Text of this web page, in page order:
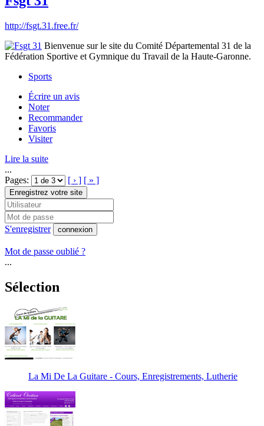
http://fsgt.31.free.fr/
Bienvenue sur le site du Comité Départemental 31 de la
Fédération Sportive et Gymnique du Travail de la Haute-Garonne.
Sports
Écrire un avis
Noter
Recommander
Favoris
Visiter
Lire la suite
...
Pages:
[ › ] [ » ]
Enregistrez votre site
S'enregistrer connexion
Mot de passe oublié ?
...
Sélection
La Mi De La Guitare - Cours, Enregistrements, Lutherie